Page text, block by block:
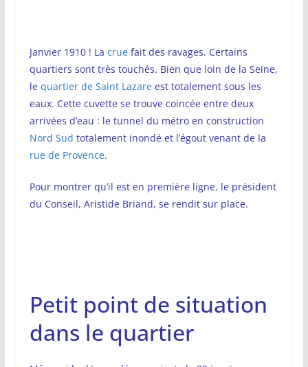
Janvier 1910 ! La cruefait des ravages. Certains
quartiers sont très touchés. Bien que loin de la Seine,
le quartier de Saint Lazareest totalement sous les
eaux. Cette cuvette se trouve coincée entre deux
arrivées d’eau : le tunnel du métro en construction
Nord Sud totalement inondé et l’égout venant de la
rue de Provence.
Pour montrer qu’il est en première ligne, le président
du Conseil, Aristide Briand, se rendit sur place.
Petit point de situation
dans le quartier